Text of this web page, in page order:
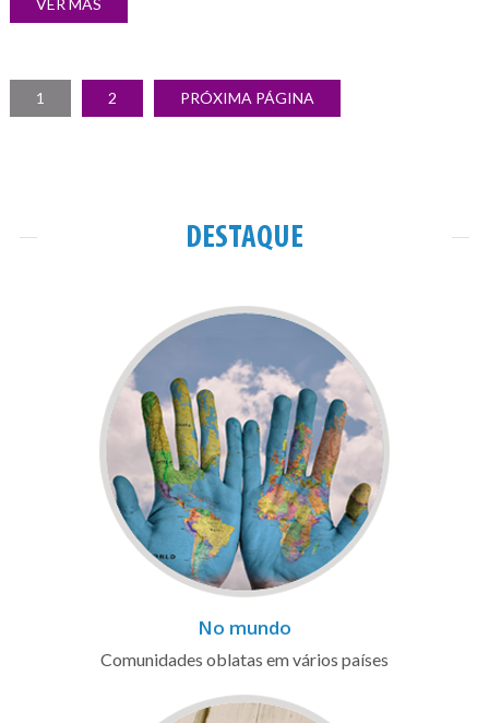
Paginação
dos
PÁGINA
1 PÁGINA
2 PRÓXIMA PÁGINA
DESTAQUE
No mundo
Comunidades oblatas em vários países